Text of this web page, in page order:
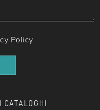
CATALOGHI
Policy